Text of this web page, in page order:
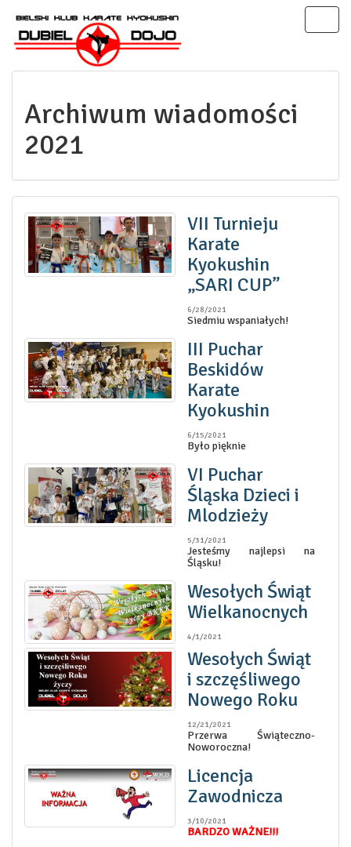
Archiwum wiadomości
2021
VII Turnieju
Karate
Kyokushin
„SARI CUP”
6/28/2021
Siedmiu wspaniałych!
III Puchar
Beskidów
Karate
Kyokushin
6/15/2021
Było pięknie
VI Puchar
Śląska Dzieci i
Mlodzieży
5/31/2021
Jesteśmy najlepsi na
Śląsku!
Wesołych Świąt
Wielkanocnych
4/1/2021
Wesołych Świąt
i szczęśliwego
Nowego Roku
12/21/2021
Przerwa Świąteczno-
Noworoczna!
Licencja
Zawodnicza
3/10/2021
BARDZO WAŻNE!!!